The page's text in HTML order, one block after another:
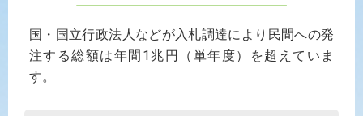
国・国立行政法人などが入札調達により民間への発
注する総額は年間1兆円（単年度）を超えていま
す。